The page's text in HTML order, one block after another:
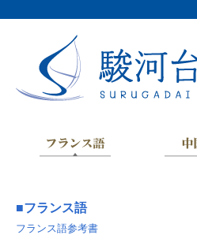
■フランス語
フランス語参考書